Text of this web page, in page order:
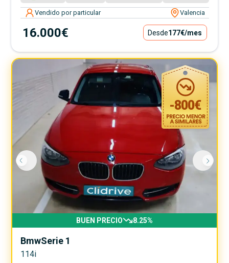
Vendido por particular Valencia
16.000€ Desde177€/mes
-800€
BUEN PRECIO 8.25%
BmwSerie 1
114i